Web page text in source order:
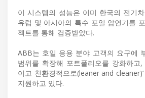
이 시스템의 성능은 이미 한국의 전기
유럽 및 아시아의 특수 포일 압연기를
젝트를 통해 검증받았다.
ABB는 호일 응용 분야 고객의 요구에
범위를 확장해 포트폴리오를 강화하고,
이고 친환경적으로(leaner and
지원하고 있다.